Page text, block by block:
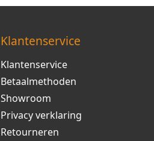
Klantenservice
Klantenservice
Betaalmethoden
Showroom
Privacy verklaring
Retourneren